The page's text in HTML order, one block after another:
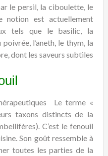
le persil, la ciboulette, le
notion est actuellement
tels que le basilic, la
l’aneth, le thym, la
dont les saveurs subtiles
Le terme «
taxons distincts de la
C’est le fenouil
Son goût ressemble à
toutes les parties de la